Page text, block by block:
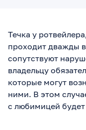
Течка у
проходит дважды
сопутствуют
владельцу
которые могут
ними. В этом
с любимицей